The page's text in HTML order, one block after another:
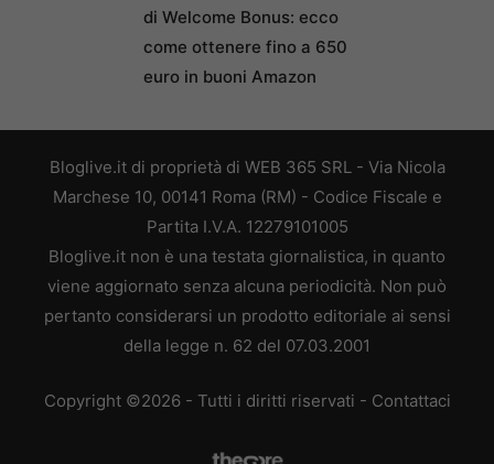
di Welcome Bonus: ecco
come ottenere fino a 650
euro in buoni Amazon
Bloglive.it di proprietà di WEB 365 SRL - Via Nicola
Marchese 10, 00141 Roma (RM) - Codice Fiscale e
Partita I.V.A. 12279101005
Bloglive.it non è una testata giornalistica, in quanto
viene aggiornato senza alcuna periodicità. Non può
pertanto considerarsi un prodotto editoriale ai sensi
della legge n. 62 del 07.03.2001
Copyright ©2026 - Tutti i diritti riservati - Contattaci